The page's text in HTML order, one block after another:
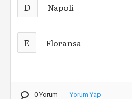
D Napoli
E Floransa
0 Yorum Yorum Yap